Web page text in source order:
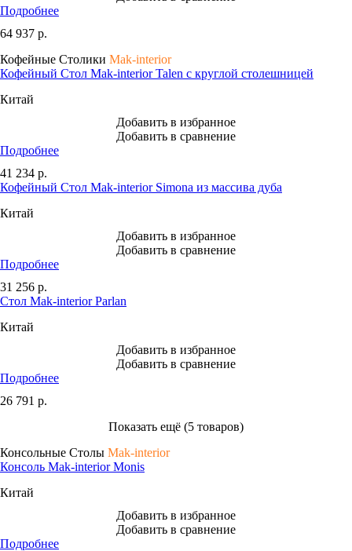
Подробнее
64 937 р.
Кофейные Столики Mak-interior
Кофейный Стол Mak-interior Talen с круглой столешницей
Китай
Добавить в избранное
Добавить в сравнение
Подробнее
41 234 р.
Кофейный Стол Mak-interior Simona из массива дуба
Китай
Добавить в избранное
Добавить в сравнение
Подробнее
31 256 р.
Стол Mak-interior Parlan
Китай
Добавить в избранное
Добавить в сравнение
Подробнее
26 791 р.
Показать ещё (5 товаров)
Консольные Столы Mak-interior
Консоль Mak-interior Monis
Китай
Добавить в избранное
Добавить в сравнение
Подробнее